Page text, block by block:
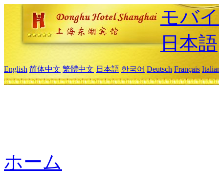
モバ
日本語
English 简体中文 繁體中文 日本語 한국어 Deutsch Français
ホーム